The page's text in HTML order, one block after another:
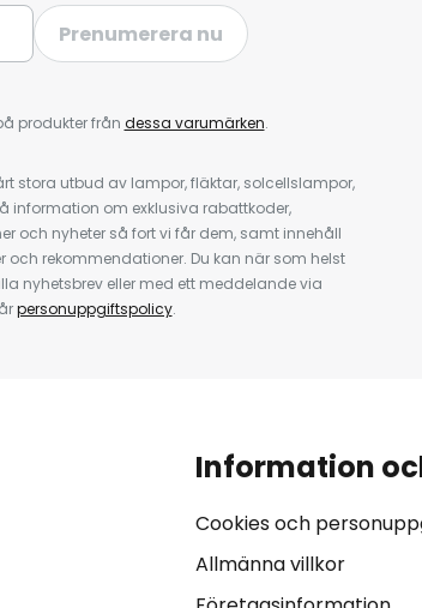
Prenumerera nu
produkter från dessa varumärken.
stora utbud av lampor, fläktar, solcellslampor,
information om exklusiva rabattkoder,
och nyheter så fort vi får dem, samt innehåll
rekommendationer. Du kan när som helst
nyhetsbrev eller med ett meddelande via
personuppgiftspolicy.
Information
Cookies och
Allmänna villkor